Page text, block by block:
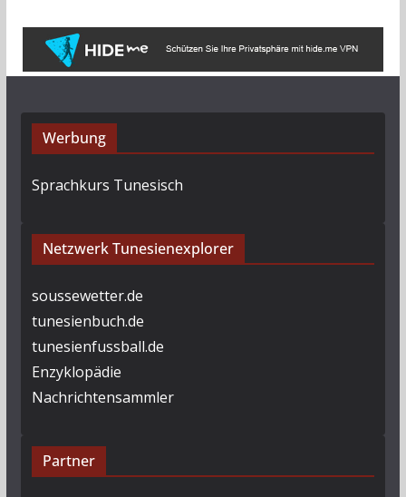
Werbung
Sprachkurs Tunesisch
Netzwerk Tunesienexplorer
soussewetter.de
tunesienbuch.de
tunesienfussball.de
Enzyklopädie
Nachrichtensammler
Partner